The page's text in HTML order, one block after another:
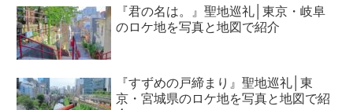
『君の名は。』聖地巡礼│東京・岐阜
のロケ地を写真と地図で紹介
『すずめの戸締まり』聖地巡礼│東
京・宮城県のロケ地を写真と地図で紹